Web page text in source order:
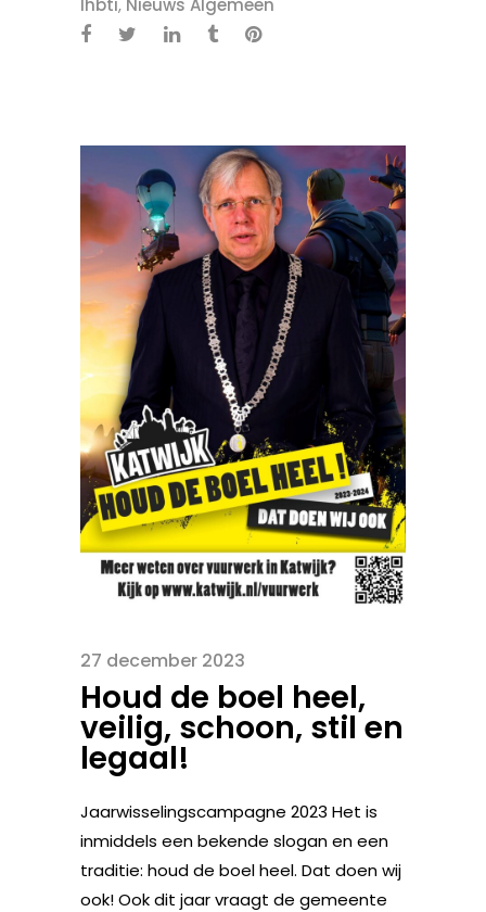
27 december 2023
Houd de boel heel,
veilig, schoon, stil en
legaal!
Jaarwisselingscampagne 2023 Het is
inmiddels een bekende slogan en een
traditie: houd de boel heel. Dat doen wij
ook! Ook dit jaar vraagt de gemeente